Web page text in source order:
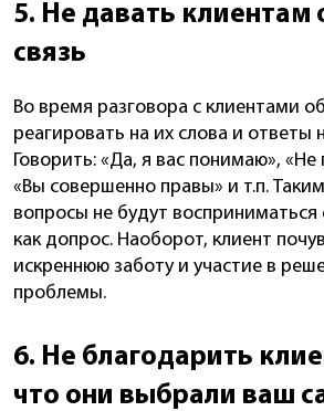
5. Не давать клиентам
связь
Во время разговора с клиентами
реагировать на их слова и ответы
Говорить: «Да, я вас понимаю», «Не
«Вы совершенно правы» и т.п.
вопросы не будут восприниматься
как допрос. Наоборот, клиент
искреннюю заботу и участие в
проблемы.
6. Не благодарить
что они выбрали ваш